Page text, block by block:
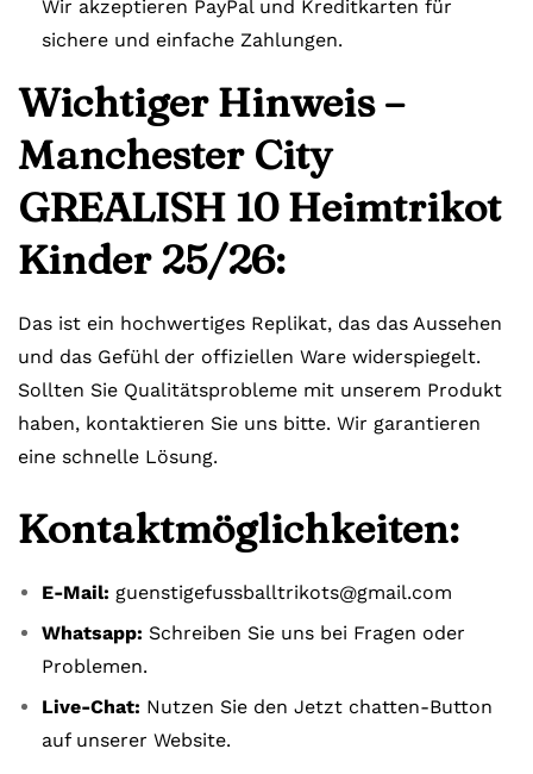
Wir akzeptieren PayPal und Kreditkarten für
sichere und einfache Zahlungen.
Wichtiger Hinweis –
Manchester City
GREALISH 10 Heimtrikot
Kinder 25/26:
Das ist ein hochwertiges Replikat, das das Aussehen
und das Gefühl der offiziellen Ware widerspiegelt.
Sollten Sie Qualitätsprobleme mit unserem Produkt
haben, kontaktieren Sie uns bitte. Wir garantieren
eine schnelle Lösung.
Kontaktmöglichkeiten:
E-Mail: guenstigefussballtrikots@gmail.com
Whatsapp: Schreiben Sie uns bei Fragen oder
Problemen.
Live-Chat: Nutzen Sie den Jetzt chatten-Button
auf unserer Website.